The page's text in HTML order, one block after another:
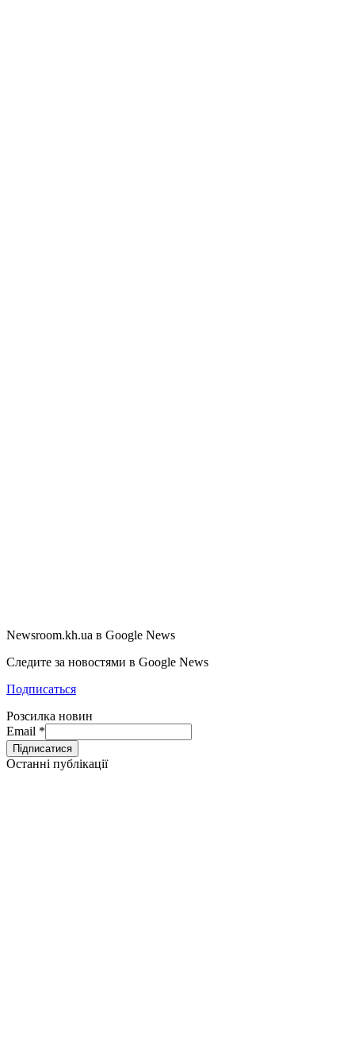
Newsroom.kh.ua в Google News
Следите за новостями в Google News
Подписаться
Розсилка новин
Email *
Останні публікації